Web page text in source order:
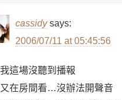
cassidy says:
2006/07/11 at 05:45:56
這場沒聽到播報
在房間看…沒辦法開聲音